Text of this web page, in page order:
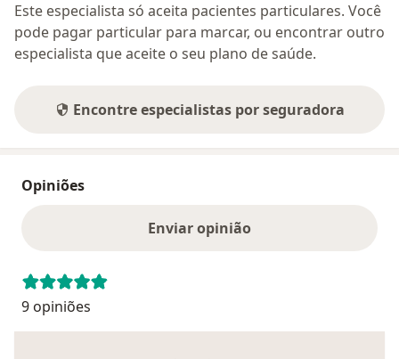
Este especialista só aceita pacientes particulares. Você
pode pagar particular para marcar, ou encontrar outro
especialista que aceite o seu plano de saúde.
Encontre especialistas por seguradora
Opiniões
Enviar opinião
9 opiniões